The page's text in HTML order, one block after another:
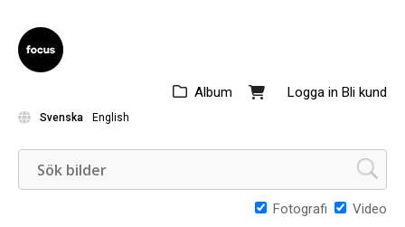
Logga in Bli kund
Album
Svenska English
Fotografi Video